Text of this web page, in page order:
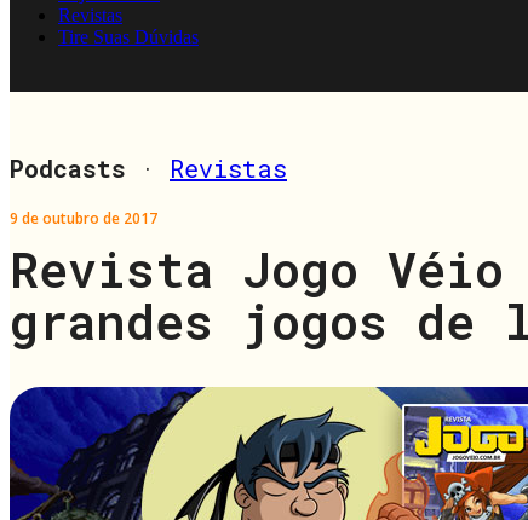
Revistas
Tire Suas Dúvidas
Podcasts · Revistas
9 de outubro de 2017
Revista Jogo
grandes jogos de